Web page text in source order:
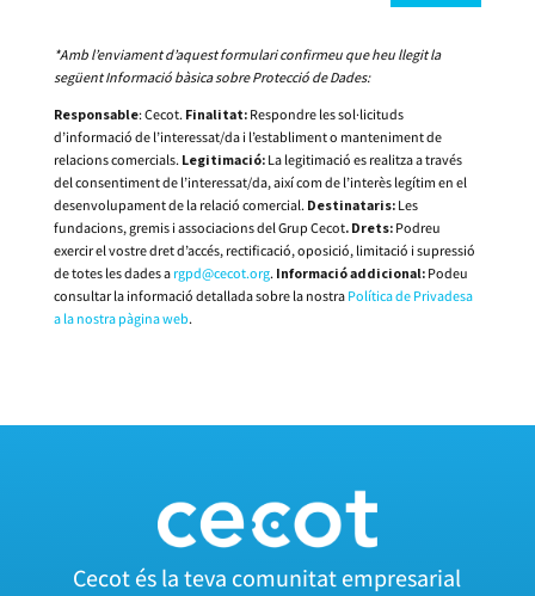
*Amb l’enviament d’aquest formulari confirmeu que heu llegit la
següent Informació bàsica sobre Protecció de Dades:
Responsable: Cecot. Finalitat: Respondre les sol·licituds
d’informació de l’interessat/da i l’establiment o manteniment de
relacions comercials. Legitimació:La legitimació es realitza a través
del consentiment de l’interessat/da, així com de l’interès legítim en el
desenvolupament de la relació comercial. Destinataris:Les
fundacions, gremis i associacions del Grup Cecot. Drets: Podreu
exercir el vostre dret d’accés, rectificació, oposició, limitació i supressió
de totes les dades a rgpd@cecot.org. Informació addicional:Podeu
consultar la informació detallada sobre la nostra Política de Privadesa
a la nostra pàgina web.
Cecot és la teva comunitat empresarial